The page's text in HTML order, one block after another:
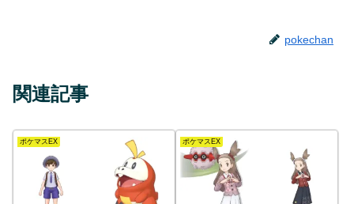
pokechan
関連記事
ポケマスEX ポケマスEX